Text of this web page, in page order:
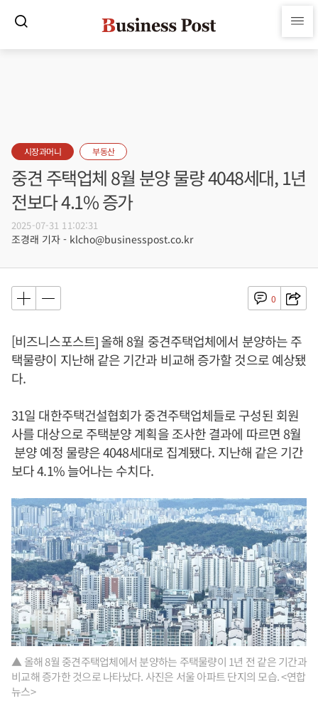
시장과머니 부동산
중견 주택업체 8월 분양 물량 4048세대, 1년
전보다 4.1% 증가
2025-07-31 11:02:31
조경래 기자 - klcho@businesspost.co.kr
0
[비즈니스포스트] 올해 8월 중견주택업체에서 분양하는 주
택물량이 지난해 같은 기간과 비교해 증가할 것으로 예상됐
다.
31일 대한주택건설협회가 중견주택업체들로 구성된 회원
사를 대상으로 주택분양 계획을 조사한 결과에 따르면 8월
분양 예정 물량은 4048세대로 집계됐다. 지난해 같은 기간
보다 4.1% 늘어나는 수치다.
▲ 올해 8월 중견주택업체에서 분양하는 주택물량이 1년 전 같은 기간과
비교해 증가한 것으로 나타났다. 사진은 서울 아파트 단지의 모습. <연합
뉴스>